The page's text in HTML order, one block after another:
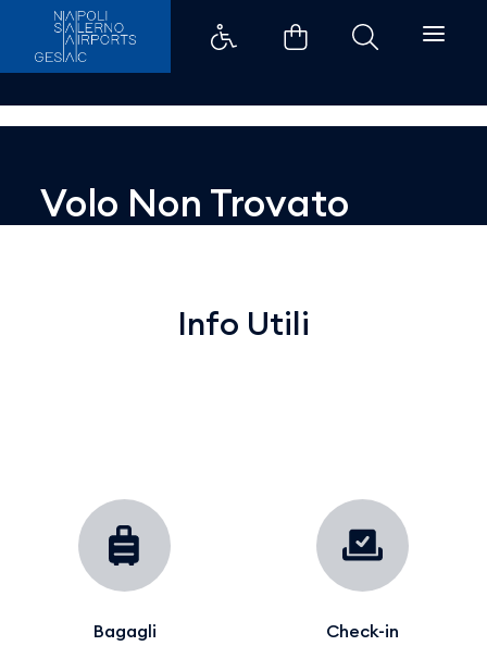
Dettaglio - Aeroporti di Napoli
Volo Non Trovato
Info Utili
Bagagli Check-in